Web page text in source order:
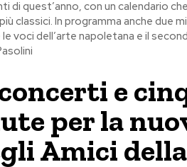
di quest’anno, con un calendario
classici. In programma anche due
voci dell’arte napoletana e il
e
per la
Amici